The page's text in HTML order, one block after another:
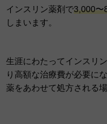
インスリン薬剤で3,000〜
しまいます。
生涯にわたってインスリ
り高額な治療費が必要に
薬をあわせて処方される場